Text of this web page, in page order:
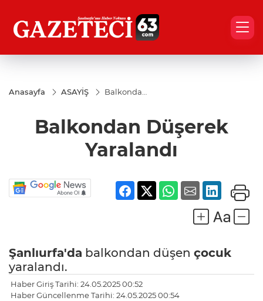
Anasayfa ASAYİŞ
Balkondan
Balkondan Düşerek
Yaralandı
Şanlıurfa'da balkondan düşen çocuk
yaralandı.
Haber Giriş Tarihi: 24.05.2025 00:52
Haber Güncellenme Tarihi: 24.05.2025 00:54